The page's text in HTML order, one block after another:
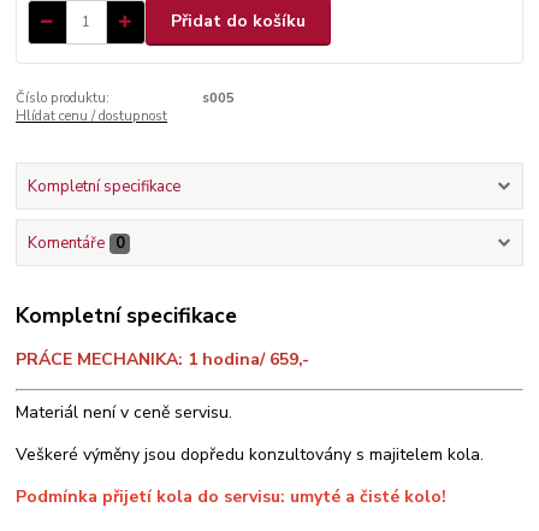
Přidat do košíku
Číslo produktu:
s005
Hlídat cenu / dostupnost
Kompletní specifikace
Komentáře 0
Kompletní specifikace
PRÁCE MECHANIKA: 1 hodina/ 659,-
Materiál není v ceně servisu.
Veškeré výměny jsou dopředu konzultovány s majitelem kola.
Podmínka přijetí kola do servisu: umyté a čisté kolo!